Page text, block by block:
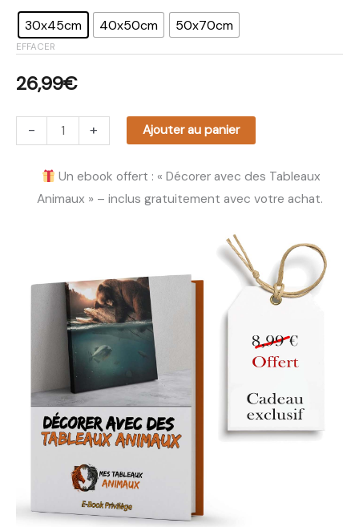
30x45cm 40x50cm 50x70cm
EFFACER
26,99€
- + Ajouter au panier
Un ebook offert : « Décorer avec des Tableaux
Animaux » – inclus gratuitement avec votre achat.